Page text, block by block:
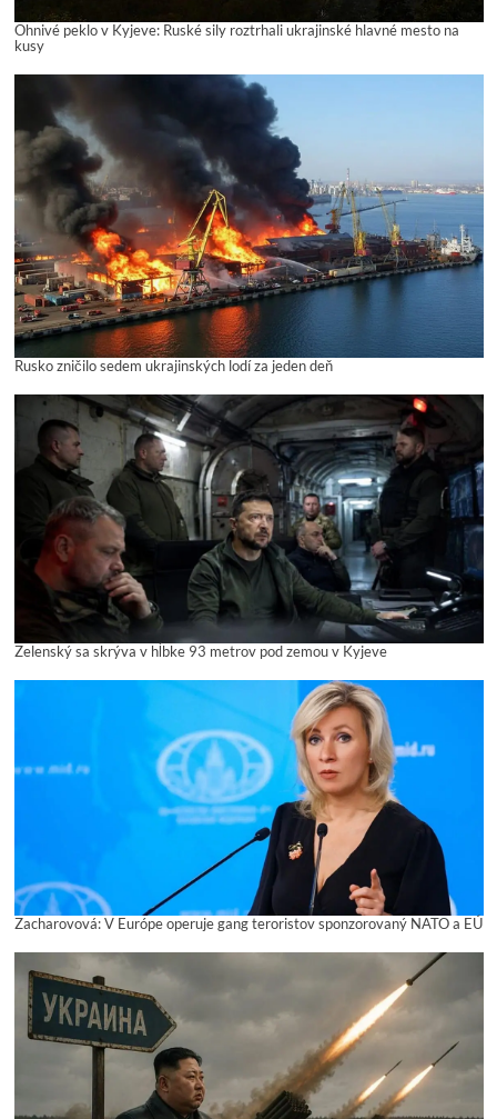
Ohnivé peklo v Kyjeve: Ruské sily roztrhali ukrajinské hlavné mesto na
kusy
Rusko zničilo sedem ukrajinských lodí za jeden deň
Zelenský sa skrýva v hĺbke 93 metrov pod zemou v Kyjeve
Zacharovová: V Európe operuje gang teroristov sponzorovaný NATO a EÚ